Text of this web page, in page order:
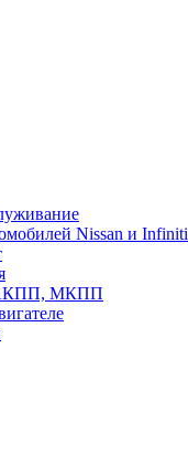
Nissan и Infiniti
АКПП, МКПП